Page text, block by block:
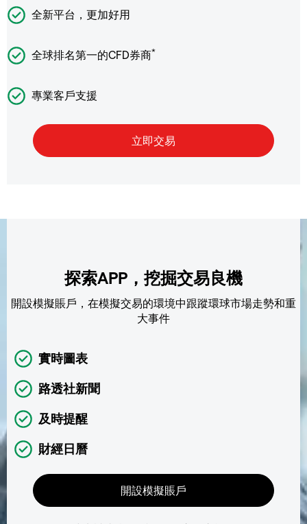
全新平台，更加好用
全球排名第一的CFD券商*
專業客戶支援
探索APP，挖掘交易良機
開設模擬賬戶，在模擬交易的環境中跟蹤環球市場走勢和重
大事件
實時圖表
路透社新聞
及時提醒
財經日曆